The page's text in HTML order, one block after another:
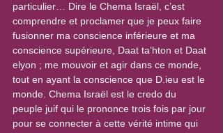
particulier… Dire le Chema Israël, c’est
comprendre et proclamer que je peux faire
fusionner ma conscience inférieure et ma
conscience supérieure, Daat ta’hton et Daat
elyon ; me mouvoir et agir dans ce monde,
tout en ayant la conscience que D.ieu est le
monde. Chema Israël est le credo du
peuple juif qui le prononce trois fois par jour
pour se connecter à cette vérité intime qui